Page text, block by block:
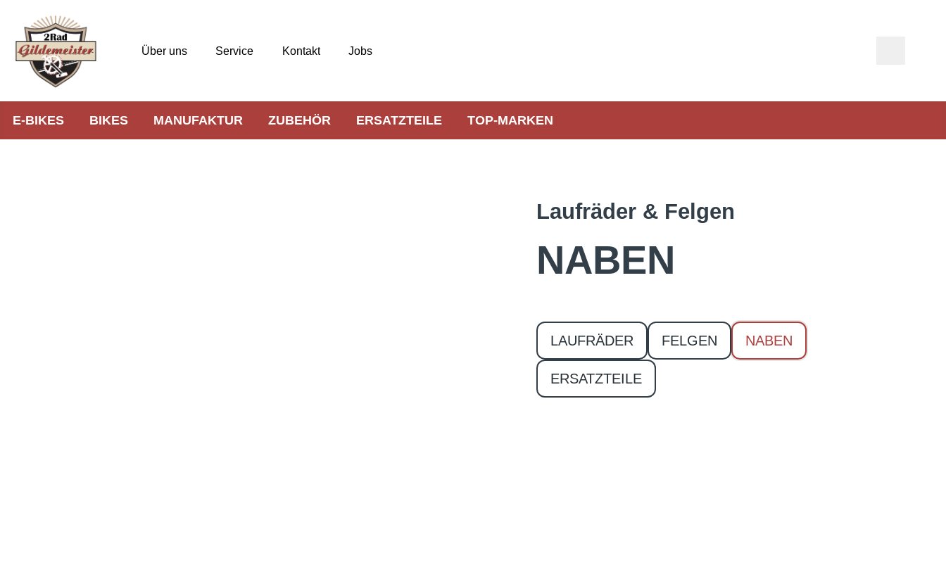
Über uns Service Kontakt Jobs
E-BIKES BIKES MANUFAKTUR ZUBEHÖR ERSATZTEILE TOP-MARKEN
Laufräder & Felgen
NABEN
LAUFRÄDER FELGEN NABEN
ERSATZTEILE